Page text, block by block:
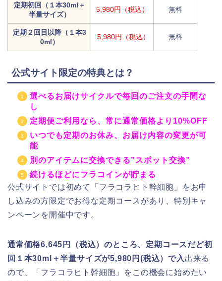
定期初回（１本30ml＋
半量サイズ）
5,980円（税込） 無料
定期２回目以降（１本3
0ml）
5,980円（税込） 無料
公式サイト限定の特典とは？
選べるお届けサイクルで毎回のご注文の手間な
し
定期便ご利用なら、常に通常価格より10%OFF
いつでも定期のお休み、お届け内容の変更が可
能
別のアイテムに交換できる”スポット交換”
続けるほどにフラコインが貯まる
公式サイトでは初めて「フラコラヒト幹細胞」をお申
し込みの方限定でお得な定期コースがあり、特別キャ
ンペーンを開催中です。
通常価格6,645円（税込）のところ、定期コースだど初
回１本30ml＋半量サイズが5,980円(税込）で入 出来る
ので、「フラコラヒト幹細胞」をこの機会に始めたい